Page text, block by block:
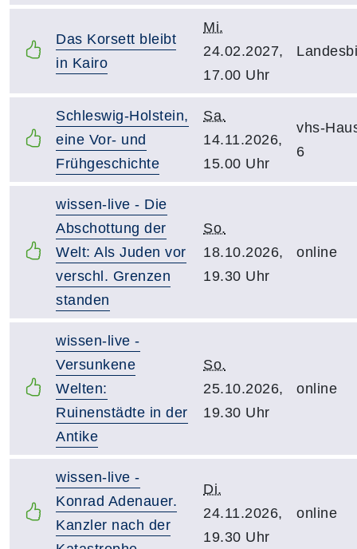
Das Korsett bleibt
in Kairo
Mi.
24.02.2027,
17.00 Uhr
Schleswig-Holstein,
eine Vor- und
Frühgeschichte
Sa.
14.11.2026,
15.00 Uhr
vhs-
6
wissen-live - Die
Abschottung der
Welt: Als Juden vor
verschl. Grenzen
standen
So.
18.10.2026,
19.30 Uhr
online
wissen-live -
Versunkene
Welten:
Ruinenstädte in der
Antike
So.
25.10.2026,
19.30 Uhr
online
wissen-live -
Konrad Adenauer.
Kanzler nach der
Di.
24.11.2026,
19.30 Uhr
online